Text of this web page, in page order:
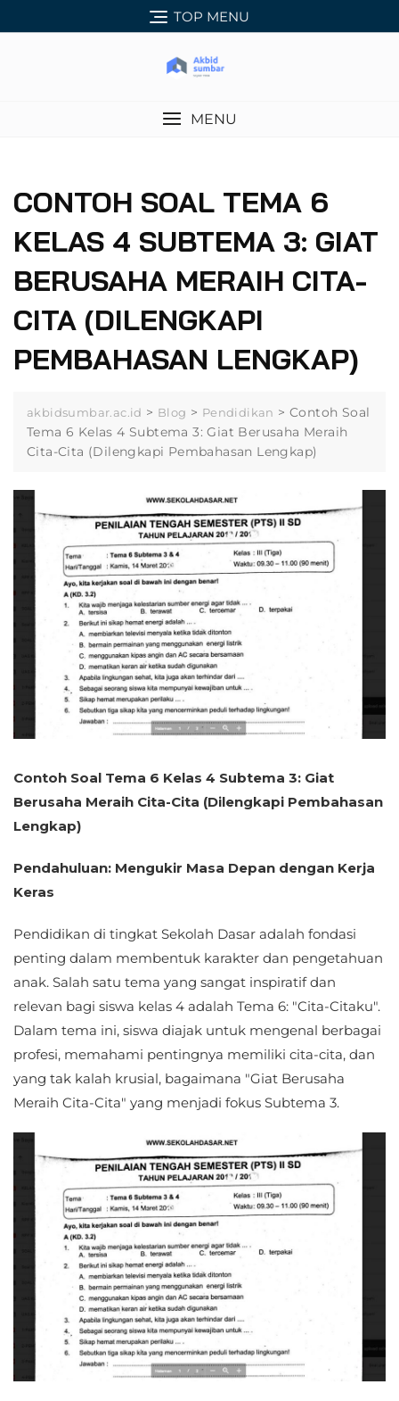
to
TOP MENU
MENU
CONTOH SOAL TEMA 6
KELAS 4 SUBTEMA 3: GIAT
BERUSAHA MERAIH CITA-
CITA (DILENGKAPI
PEMBAHASAN LENGKAP)
akbidsumbar.ac.id > Blog > Pendidikan >Contoh Soal
Tema 6 Kelas 4 Subtema 3: Giat Berusaha Meraih
Cita-Cita (Dilengkapi Pembahasan Lengkap)
Contoh Soal Tema 6 Kelas 4 Subtema 3: Giat
Berusaha Meraih Cita-Cita (Dilengkapi Pembahasan
Lengkap)
Pendahuluan: Mengukir Masa Depan dengan Kerja
Keras
Pendidikan di tingkat Sekolah Dasar adalah fondasi
penting dalam membentuk karakter dan pengetahuan
anak. Salah satu tema yang sangat inspiratif dan
relevan bagi siswa kelas 4 adalah Tema 6: "Cita-Citaku".
Dalam tema ini, siswa diajak untuk mengenal berbagai
profesi, memahami pentingnya memiliki cita-cita, dan
yang tak kalah krusial, bagaimana "Giat Berusaha
Meraih Cita-Cita" yang menjadi fokus Subtema 3.